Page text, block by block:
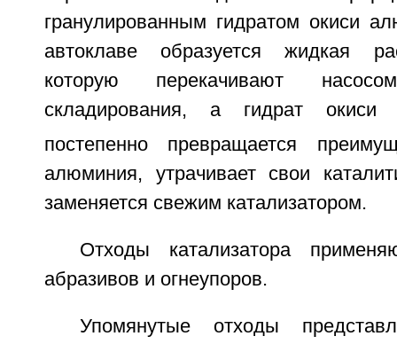
гранулированным гидратом окиси
автоклаве образуется жидкая
которую перекачивают
складирования, а гидрат
постепенно превращается
алюминия, утрачивает свои
заменяется свежим катализатором.
Отходы катализатора
абразивов и огнеупоров.
Упомянутые отходы